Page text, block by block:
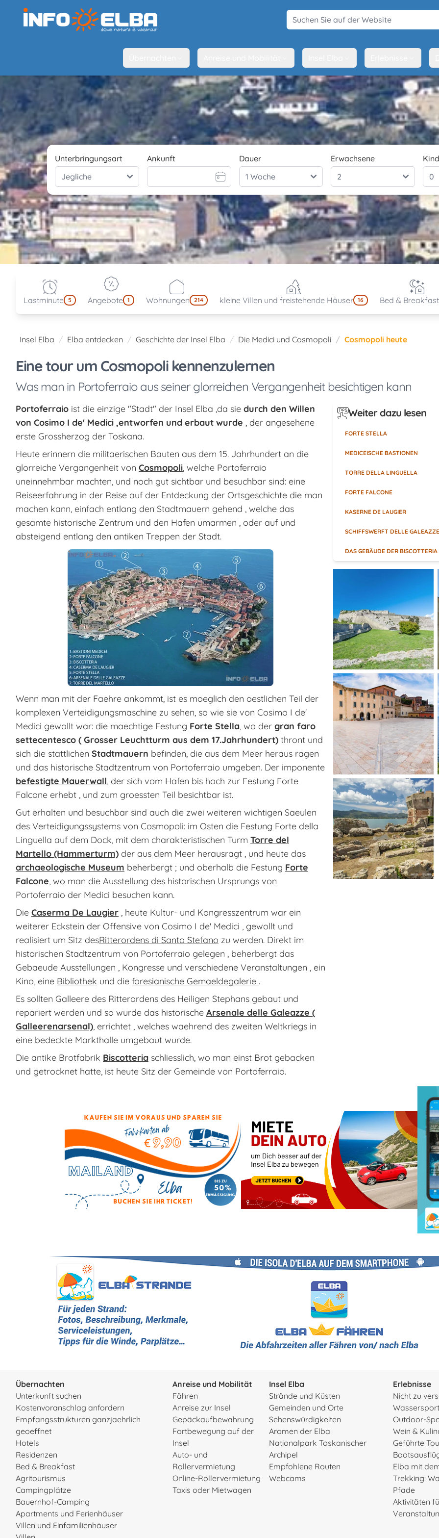
Suchen Sie auf der Website
Unterbringungsart Ankunft Dauer Erwachsene
Lastminute 5 Angebote 1 Wohnungen 214 kleine Villen und freistehende Häuser 16 Bed & Breakfast
Insel Elba Elba entdecken Geschichte der Insel Elba Die Medici und Cosmopoli Cosmopoli heute
Eine tour um Cosmopoli kennenzulernen
Was man in Portoferraio aus seiner glorreichen Vergangenheit besichtigen kann
Portoferraio ist die einzige "Stadt" der Insel Elba ,da sie durch den Willen
von Cosimo I de' Medici ,entworfen und erbaut wurde , der angesehene
erste Grossherzog der Toskana.
Heute erinnern die militaerischen Bauten aus dem 15. Jahrhundert an die
glorreiche Vergangenheit von Cosmopoli, welche Portoferraio
uneinnehmbar machten, und noch gut sichtbar und besuchbar sind: eine
Reiseerfahrung in der Reise auf der Entdeckung der Ortsgeschichte die man
machen kann, einfach entlang den Stadtmauern gehend , welche das
gesamte historische Zentrum und den Hafen umarmen , oder auf und
absteigend entlang den antiken Treppen der Stadt.
Wenn man mit der Faehre ankommt, ist es moeglich den oestlichen Teil der
komplexen Verteidigungsmaschine zu sehen, so wie sie von Cosimo I de'
Medici gewollt war: die maechtige Festung Forte Stella, wo der gran faro
settecentesco ( Grosser Leuchtturm aus dem 17.Jahrhundert) thront und
sich die stattlichen Stadtmauern befinden, die aus dem Meer heraus ragen
und das historische Stadtzentrum von Portoferraio umgeben. Der imponente
befestigte Mauerwall, der sich vom Hafen bis hoch zur Festung Forte
Falcone erhebt , und zum groessten Teil besichtbar ist.
Gut erhalten und besuchbar sind auch die zwei weiteren wichtigen Saeulen
des Verteidigungssystems von Cosmopoli: im Osten die Festung Forte della
Linguella auf dem Dock, mit dem charakteristischen Turm Torre del
Martello (Hammerturm) der aus dem Meer herausragt , und heute das
archaeologische Museum beherbergt ; und oberhalb die Festung Forte
Falcone, wo man die Ausstellung des historischen Ursprungs von
Portoferraio der Medici besuchen kann.
Die Caserma De Laugier , heute Kultur- und Kongresszentrum war ein
weiterer Eckstein der Offensive von Cosimo I de' Medici , gewollt und
realisiert um Sitz desRitterordens di Santo Stefano zu werden. Direkt im
historischen Stadtzentrum von Portoferraio gelegen , beherbergt das
Gebaeude Ausstellungen , Kongresse und verschiedene Veranstaltungen , ein
Kino, eine Bibliothek und die foresianische Gemaeldegalerie .
Es sollten Galleere des Ritterordens des Heiligen Stephans gebaut und
repariert werden und so wurde das historische Arsenale delle Galeazze (
Galleerenarsenal), errichtet , welches waehrend des zweiten Weltkriegs in
eine bedeckte Markthalle umgebaut wurde.
Die antike Brotfabrik Biscotteria schliesslich, wo man einst Brot gebacken
und getrocknet hatte, ist heute Sitz der Gemeinde von Portoferraio.
Weiter dazu lesen
FORTE STELLA
MEDICEISCHE BASTIONEN
TORRE DELLA LINGUELLA
FORTE FALCONE
KASERNE DE LAUGIER
SCHIFFSWERFT DELLE GALEAZZE
DAS GEBÄUDE DER BISCOTTERIA
Übernachten
Unterkunft suchen
Kostenvoranschlag anfordern
Empfangsstrukturen ganzjaehrlich
geoeffnet
Hotels
Residenzen
Bed & Breakfast
Agritourismus
Campingplätze
Bauernhof-Camping
Apartments und Ferienhäuser
Villen und Einfamilienhäuser
Anreise und Mobilität
Fähren
Anreise zur Insel
Gepäckaufbewahrung
Fortbewegung auf der
Insel
Auto- und
Rollervermietung
Online-Rollervermietung
Taxis oder Mietwagen
Insel Elba
Strände und Küsten
Gemeinden und Orte
Sehenswürdigkeiten
Aromen der Elba
Nationalpark Toskanischer
Archipel
Empfohlene Routen
Webcams
Erlebnisse
Nicht zu
Outdoor-
Wein &
Geführte
Elba mit
Trekking:
Pfade
Aktivitäten